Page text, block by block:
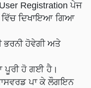
Registration ਪੇਜ
ਵਿੱਚ ਦਿਖਾਇਆ ਗਿਆ
ਭਰਨੀ ਹੋਵੇਗੀ ਅਤੇ
ਪੂਰੀ ਹੋ ਗਈ ਹੈ।
ਪਾ ਕੇ ਲੌਗਇਨ